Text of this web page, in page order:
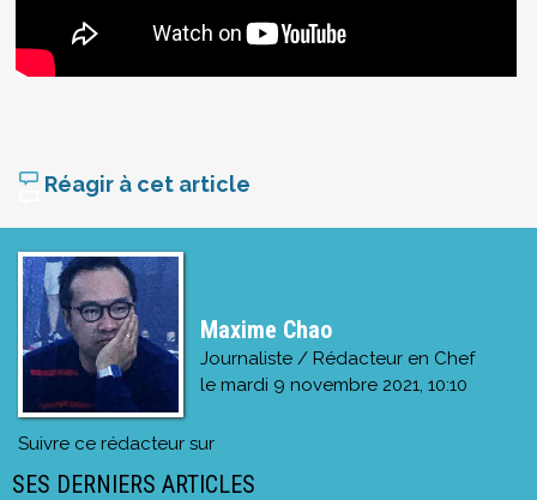
Réagir à cet article
Maxime Chao
Journaliste / Rédacteur en Chef
le mardi 9 novembre 2021, 10:10
Suivre ce rédacteur sur
SES DERNIERS ARTICLES